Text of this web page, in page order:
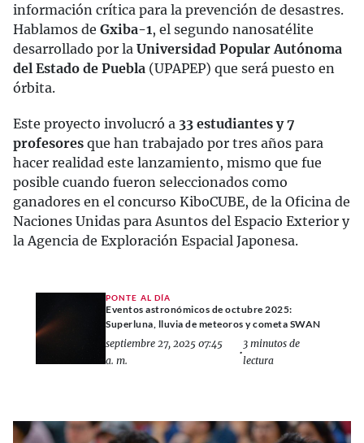
información crítica para la prevención de desastres.
Hablamos de Gxiba-1, el segundo nanosatélite
desarrollado por la Universidad Popular Autónoma
del Estado de Puebla (UPAPEP) que será puesto en
órbita.
Este proyecto involucró a 33 estudiantes y 7
profesores que han trabajado por tres años para
hacer realidad este lanzamiento, mismo que fue
posible cuando fueron seleccionados como
ganadores en el concurso KiboCUBE, de la Oficina de
Naciones Unidas para Asuntos del Espacio Exterior y
la Agencia de Exploración Espacial Japonesa.
PONTE AL DÍA
Eventos astronómicos de octubre 2025:
Superluna, lluvia de meteoros y cometa SWAN
septiembre 27, 2025 07:45
a. m.
•
3 minutos de
lectura